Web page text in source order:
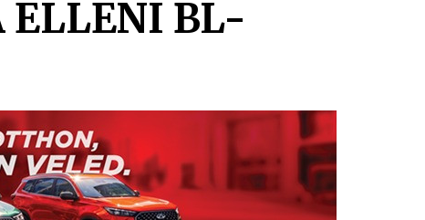
ELLENI BL-